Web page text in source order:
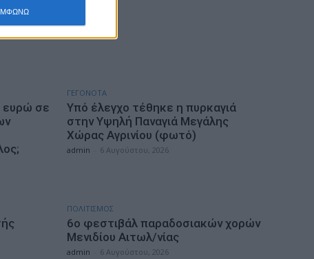
ευρώ σε
ΓΕΓΟΝΟΤΑ
Υπό έλεγχο τέθηκε η πυρκαγιά
στην Υψηλή Παναγιά Μεγάλης
Χώρας Αγρινίου (φωτό)
admin 6 Αυγούστου, 2026
ΠΟΛΙΤΙΣΜΟΣ
6ο φεστιβάλ παραδοσιακών χορών
Μενιδίου Αιτωλ/νίας
admin 6 Αυγούστου, 2026